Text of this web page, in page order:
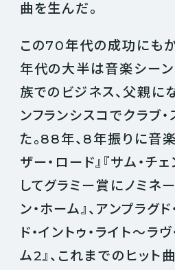
曲を生んだ。
この70年代の成功にも
年代の大半は音楽シーン
族でのビジネス、父親に
ンフランシスコでクラブ
た。88年、8年振りに音楽
ザー・ロード』『サム・チェ
してグラミー賞にノミネ
ン・ホーム』、アンプラグ
ド・イントゥ・ライト～ラ
ム2』、これまでのヒット